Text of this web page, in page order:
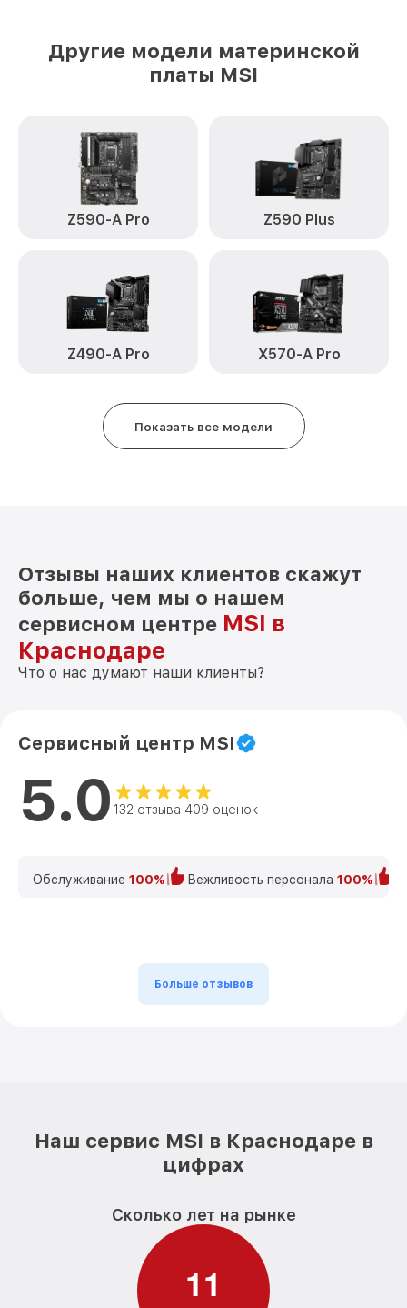
Другие модели материнской
платы MSI
Z590-A Pro Z590 Plus
Z490-A Pro X570-A Pro
Показать все модели
Отзывы наших клиентов скажут
больше, чем мы о нашем
сервисном центре MSI в
Краснодаре
Что о нас думают наши клиенты?
Сервисный центр MSI
5.0 132 отзыва 409 оценок
Обслуживание 100% Вежливость персонала 100%
Больше отзывов
Наш сервис MSI в Краснодаре в
цифрах
Сколько лет на рынке
11